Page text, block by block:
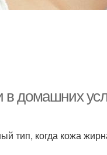
в домашних
тип, когда кожа